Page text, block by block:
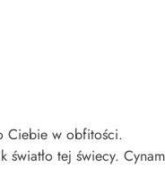
Ciebie w obfitości.
tej świecy.